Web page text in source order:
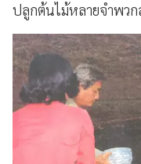
ปลูกต้นไม้หลายจำพว